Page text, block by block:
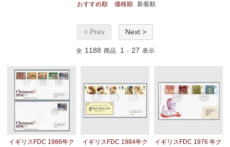
おすすめ順 価格順 新着順
< Prev Next >
全 1188 商品 1 - 27 表示
イギリスFDC 1986年ク
イギリスFDC 1984年ク
イギリスFDC 1976 年ク